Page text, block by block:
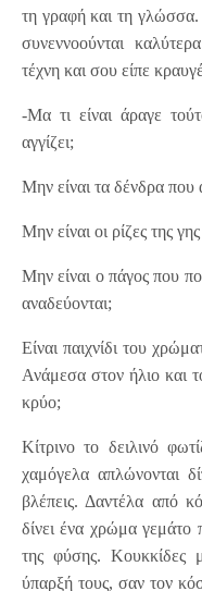
τη γραφή και τη
συνεννοούνται
τέχνη και σου είπε
-Μα τι είναι άραγε
αγγίζει;
Μην είναι τα δένδρα
Μην είναι οι ρίζες της
Μην είναι ο πάγος που
αναδεύονται;
Είναι παιχνίδι του
Ανάμεσα στον ήλιο και
κρύο;
Κίτρινο το δειλινό
χαμόγελα απλώνονται
βλέπεις. Δαντέλα από
δίνει ένα χρώμα γεμάτο
της φύσης. Κουκκίδες
ύπαρξή τους, σαν τον